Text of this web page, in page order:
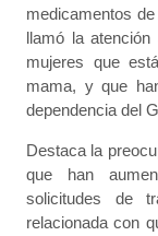
medicamentos
llamó la
mujeres que
mama, y que
dependencia del
Destaca la
que han
solicitudes de
relacionada con